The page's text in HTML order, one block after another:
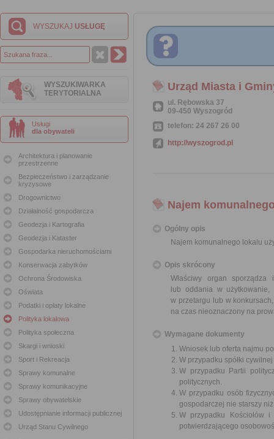
WYSZUKAJ USŁUGĘ
WYSZUKIWARKA
TERYTORIALNA
Usługi
dla obywateli
Architektura i planowanie
przestrzenne
Bezpieczeństwo i zarządzanie
kryzysowe
Drogownictwo
Działalność gospodarcza
Geodezja i Kartografia
Geodezja i Kataster
Gospodarka nieruchomościami
Konserwacja zabytków
Ochrona Środowiska
Oświata
Podatki i opłaty lokalne
Polityka lokalowa
Polityka społeczna
Skargi i wnioski
Sport i Rekreacja
Sprawy komunalne
Sprawy komunikacyjne
Sprawy obywatelskie
Udostępnianie informacji publicznej
Urząd Stanu Cywilnego
Urząd Miasta i
ul. Rębowska 37
09-450 Wyszogród
telefon: 24 267 26 00
http://wyszogrod.pl
Najem
Ogólny opis
Najem komunalnego lokalu
Opis skrócony
Właściwy organ
lub oddania w
w przetargu lub w
na czas nieoznaczony na
Wymagane dokumenty
Wniosek lub oferta najmu
W przypadku spółki
W przypadku Partii
politycznych.
W przypadku osób
gospodarczej nie starszy
W przypadku Kościołów
potwierdzającego